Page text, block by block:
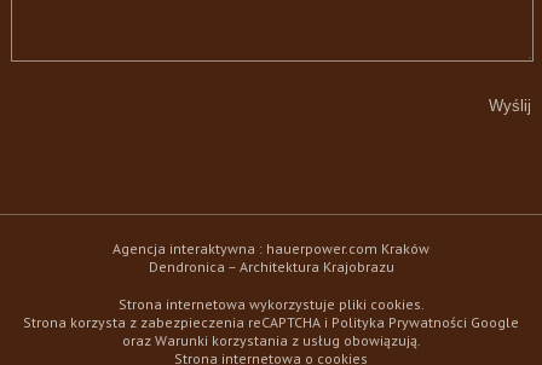
Agencja interaktywna : hauerpower.com Kraków
Dendronica – Architektura Krajobrazu
Strona internetowa wykorzystuje pliki cookies.
Strona korzysta z zabezpieczenia reCAPTCHA i Polityka Prywatności Google
oraz Warunki korzystania z usług obowiązują.
Strona internetowa o cookies